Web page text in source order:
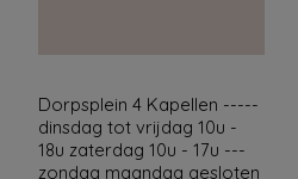
Dorpsplein 4 Kapellen -----
dinsdag tot vrijdag 10u -
18u zaterdag 10u - 17u ---
zondag maandag gesloten